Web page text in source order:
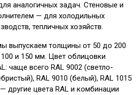
аналогичных задач. Стеновые и
— для холодильных
тепличных хозяйств.
выпускаем толщины от 50 до 200
и 150 мм. Цвет облицовки
чаще всего RAL 9002 (светло-
RAL 9010 (белый), RAL 1015
другие цвета RAL и комбинации